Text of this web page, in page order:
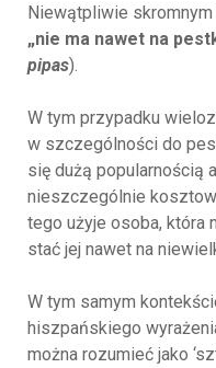
Niewątpliwie
„nie ma nawet na
pipas).
W tym przypadku
w szczególności do
się dużą popularnością
nieszczególnie
tego użyje osoba, która
stać jej nawet na
W tym samym
hiszpańskiego
można rozumieć jako